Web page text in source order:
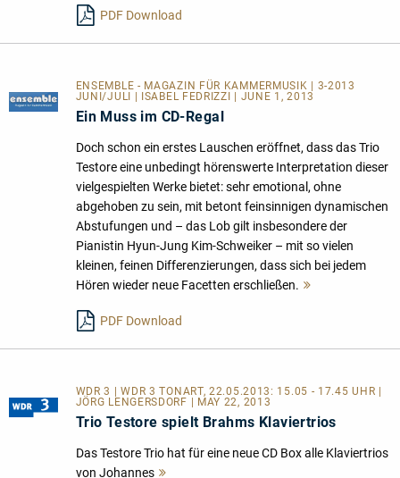
PDF Download
ENSEMBLE - MAGAZIN FÜR KAMMERMUSIK | 3-2013
JUNI/JULI | ISABEL FEDRIZZI | JUNE 1, 2013
Ein Muss im CD-Regal
Doch schon ein erstes Lauschen eröffnet, dass das Trio
Testore eine unbedingt hörenswerte Interpretation dieser
vielgespielten Werke bietet: sehr emotional, ohne
abgehoben zu sein, mit betont feinsinnigen dynamischen
Abstufungen und – das Lob gilt insbesondere der
Pianistin Hyun-Jung Kim-Schweiker – mit so vielen
kleinen, feinen Differenzierungen, dass sich bei jedem
Hören wieder neue Facetten erschließen.
PDF Download
WDR 3 | WDR 3 TONART, 22.05.2013: 15.05 - 17.45 UHR |
JÖRG LENGERSDORF | MAY 22, 2013
Trio Testore spielt Brahms Klaviertrios
Das Testore Trio hat für eine neue CD Box alle Klaviertrios
von Johannes